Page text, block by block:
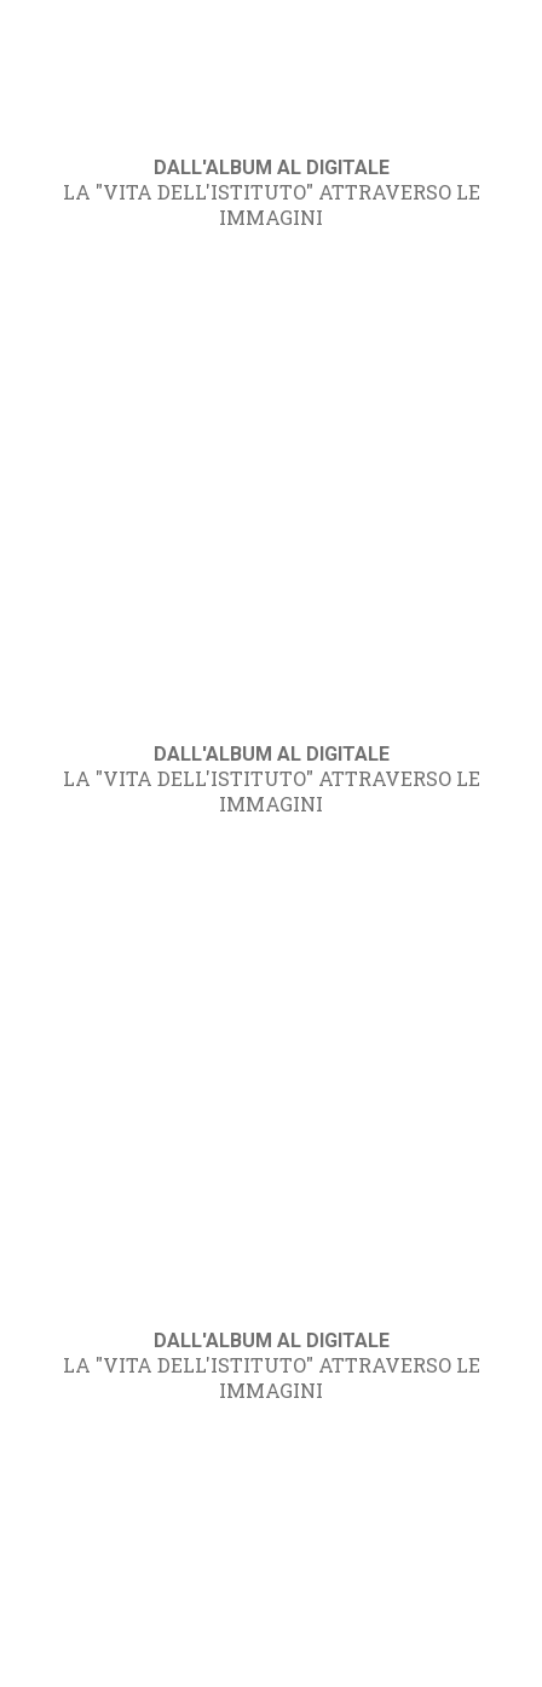
DALL'ALBUM AL DIGITALE
LA "VITA DELL'ISTITUTO" ATTRAVERSO LE
IMMAGINI
DALL'ALBUM AL DIGITALE
LA "VITA DELL'ISTITUTO" ATTRAVERSO LE
IMMAGINI
DALL'ALBUM AL DIGITALE
LA "VITA DELL'ISTITUTO" ATTRAVERSO LE
IMMAGINI